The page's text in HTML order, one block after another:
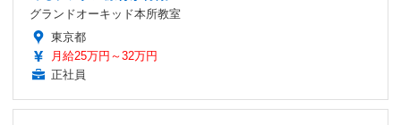
グランドオーキッド本所教室
東京都
月給25万円～32万円
正社員